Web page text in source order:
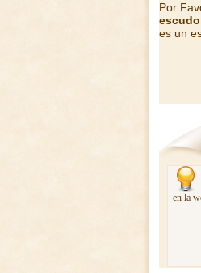
Por
es un
en la